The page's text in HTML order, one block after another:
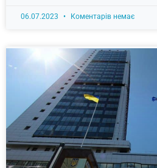
06.07.2023 Коментарів немає